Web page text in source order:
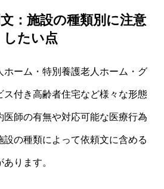
：施設の種類別に注意
したい点
ホーム・特別養護老人ホーム・グ
ス付き高齢者住宅など様々な形態
医師の有無や対応可能な医療行為
設の種類によって依頼文に含める
ります。